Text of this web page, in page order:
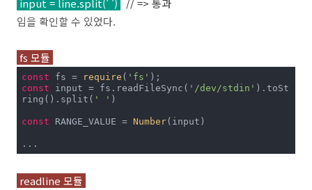
input = line.split(' ')
// => 통과
임을 확인할 수 있었다.
fs 모듈
const fs = require ( 'fs'
const input = fs.readFileSync( '/dev/stdin' ).toSt
ring().split( ' ' )
const RANGE_VALUE = Number(input)
readline 모듈